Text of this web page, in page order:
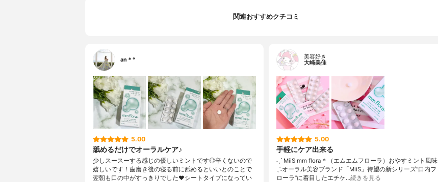
関連おすすめクチコミ
an＊°
5.00
舐めるだけでオーラルケア♪
少しスースーする感じの優しいミントです◎辛くないので
嬉しいです！歯磨き後の寝る前に舐めるといいとのことで
翌朝も口の中がすっきりでした❤︎シートタイプになってい
美容好き
大崎美佳
5.00
手軽にケア出来る
˗ˏˋ MiiS mm flora＊（エムエムフローラ）おやすミント風味
ˎˊ˗オーラル美容ブランド「MiiS」待望の新シリーズ“口内フ
ローラ”に着目したエチケ…続きを見る